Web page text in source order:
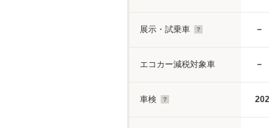
展示・試乗車 －
エコカー減税対象車 －
車検